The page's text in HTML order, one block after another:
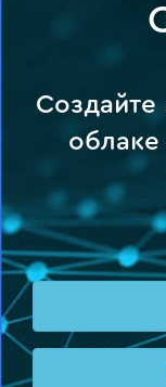
Создайте
облаке